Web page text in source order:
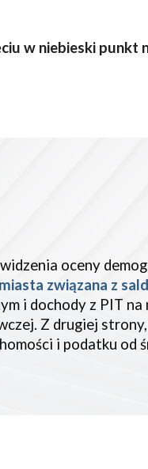
w niebieski punkt
oceny
związana z
i dochody z PIT
Z drugiej
i podatku od